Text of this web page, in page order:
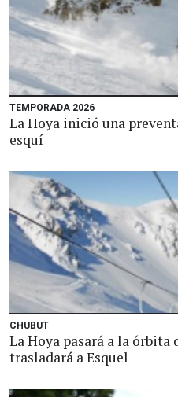
TEMPORADA 2026
La Hoya inició una
esquí
CHUBUT
La Hoya pasará a la
trasladará a Esquel